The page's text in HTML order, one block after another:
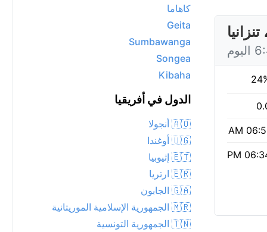
06:51
06:34
كاهاما
Geita
Sumbawanga
Songea
Kibaha
الدول في أفريقيا
🇦🇴 أنجولا
🇺🇬 أوغندا
🇪🇹 إثيوبيا
🇪🇷 ارتريا
🇬🇦 الجابون
🇲🇷 الجمهورية الإسلامية الموريتانية
🇹🇳 الجمهورية التونسية